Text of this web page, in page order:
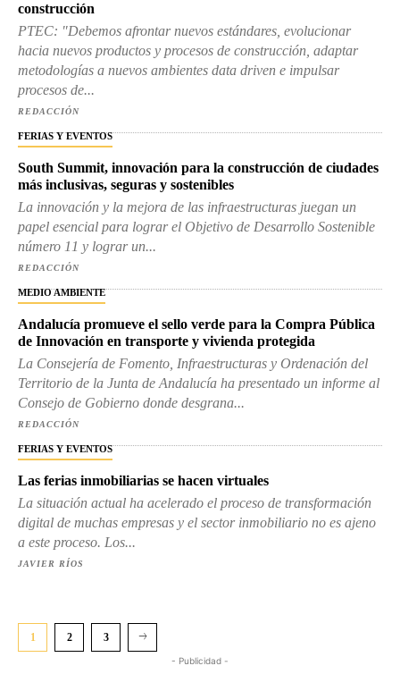
construcción
PTEC: "Debemos afrontar nuevos estándares, evolucionar
hacia nuevos productos y procesos de construcción, adaptar
metodologías a nuevos ambientes data driven e impulsar
procesos de...
REDACCIÓN
FERIAS Y EVENTOS
South Summit, innovación para la construcción de ciudades
más inclusivas, seguras y sostenibles
La innovación y la mejora de las infraestructuras juegan un
papel esencial para lograr el Objetivo de Desarrollo Sostenible
número 11 y lograr un...
REDACCIÓN
MEDIO AMBIENTE
Andalucía promueve el sello verde para la Compra Pública
de Innovación en transporte y vivienda protegida
La Consejería de Fomento, Infraestructuras y Ordenación del
Territorio de la Junta de Andalucía ha presentado un informe al
Consejo de Gobierno donde desgrana...
REDACCIÓN
FERIAS Y EVENTOS
Las ferias inmobiliarias se hacen virtuales
La situación actual ha acelerado el proceso de transformación
digital de muchas empresas y el sector inmobiliario no es ajeno
a este proceso. Los...
JAVIER RÍOS
1 2 3
- Publicidad -